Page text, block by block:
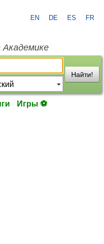
EN DE ES FR
Академике
Найти!
Игры ⚽